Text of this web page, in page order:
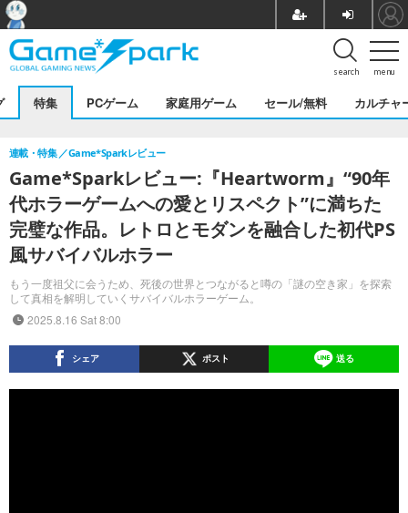
menu
search
特集 PCゲーム 家庭用ゲーム セール/無料 カルチャ
Game*Sparkレビュー:『Heartworm』“90年
代ホラーゲームへの愛とリスペクト”に満ちた
完璧な作品。レトロとモダンを融合した初代PS
風サバイバルホラー
もう一度祖父に会うため、死後の世界とつながると噂の「謎の空き家」を探索
して真相を解明していくサバイバルホラーゲーム。
連載・特集 Game*Sparkレビュー
2025.8.16 Sat 8:00
シェア ポスト 送る